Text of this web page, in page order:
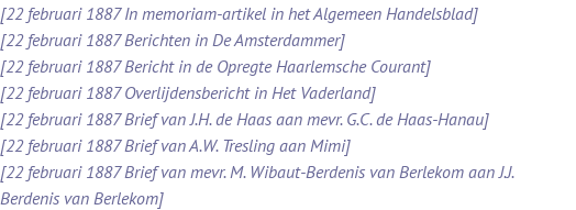
[22 februari 1887 In memoriam-artikel in het Algemeen Handelsblad]
[22 februari 1887 Berichten in De Amsterdammer]
[22 februari 1887 Bericht in de Opregte Haarlemsche Courant]
[22 februari 1887 Overlijdensbericht in Het Vaderland]
[22 februari 1887 Brief van J.H. de Haas aan mevr. G.C. de Haas-Hanau]
[22 februari 1887 Brief van A.W. Tresling aan Mimi]
[22 februari 1887 Brief van mevr. M. Wibaut-Berdenis van Berlekom aan J.J.
Berdenis van Berlekom]